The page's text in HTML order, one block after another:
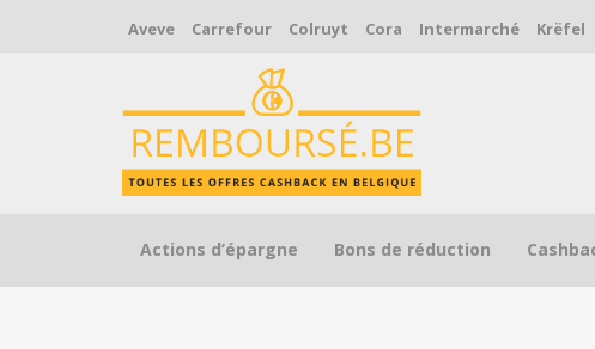
Aveve Carrefour Colruyt Cora Intermarché Krëfel
Skip to content
Actions d’épargne Bons de réduction